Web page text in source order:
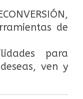
de
para
deseas, ven y